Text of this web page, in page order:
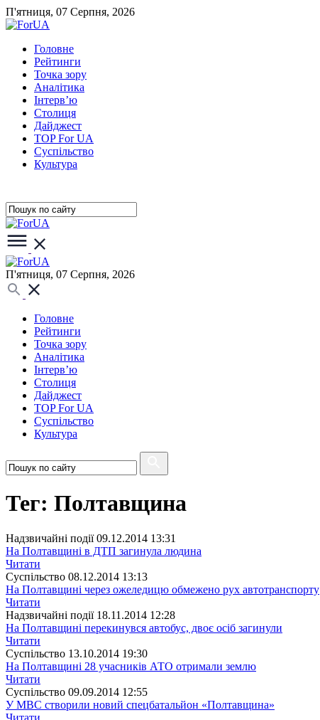
П'ятниця, 07 Серпня, 2026
Головне
Рейтинги
Точка зору
Аналітика
Інтерв’ю
Столиця
Дайджест
TOP For UA
Суспiльство
Культура
П'ятниця, 07 Серпня, 2026
Головне
Рейтинги
Точка зору
Аналітика
Інтерв’ю
Столиця
Дайджест
TOP For UA
Суспiльство
Культура
Тег: Полтавщина
Надзвичайні події 09.12.2014 13:31
На Полтавщині в ДТП загинула людина
Читати
Суспiльство 08.12.2014 13:13
На Полтавщині через ожеледицю обмежено рух автотранспорту
Читати
Надзвичайні події 18.11.2014 12:28
На Полтавщині перекинувся автобус, двоє осіб загинули
Читати
Суспiльство 13.10.2014 19:30
На Полтавщині 28 учасників АТО отримали землю
Читати
Суспiльство 09.09.2014 12:55
У МВС створили новий спецбатальйон «Полтавщина»
Читати